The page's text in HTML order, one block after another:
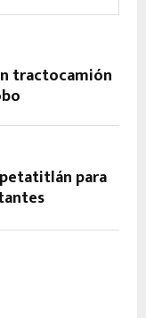
tractocamión
para